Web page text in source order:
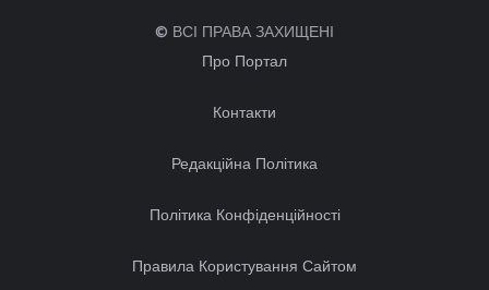
© ВСІ ПРАВА ЗАХИЩЕНІ
Про Портал
Контакти
Редакційна Політика
Політика Конфіденційності
Правила Користування Сайтом